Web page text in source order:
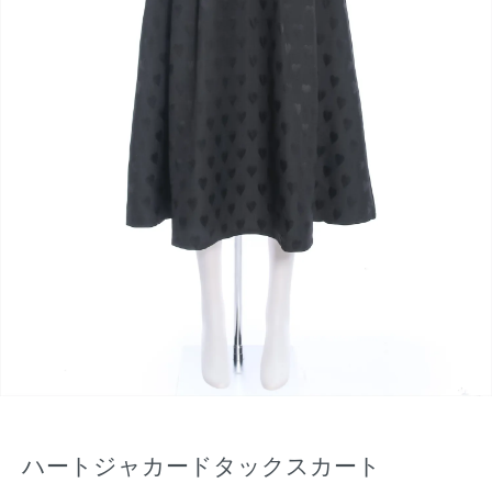
ハートジャカードタックスカート